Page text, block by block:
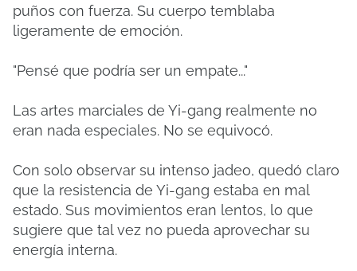
puños con fuerza. Su cuerpo temblaba
ligeramente de emoción.
"Pensé que podría ser un empate..."
Las artes marciales de Yi-gang realmente no
eran nada especiales. No se equivocó.
Con solo observar su intenso jadeo, quedó claro
que la resistencia de Yi-gang estaba en mal
estado. Sus movimientos eran lentos, lo que
sugiere que tal vez no pueda aprovechar su
energía interna.